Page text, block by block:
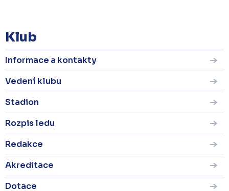
Klub
Informace a kontakty
Vedení klubu
Stadion
Rozpis ledu
Redakce
Akreditace
Dotace